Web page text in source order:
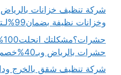
وخزانات نظيفة بضمان99%لـتنظيف وتعقيم الخزانات
حشرات بالرياض وبـ40%خصم فوري
شركة تنظيف شقق بالخرج